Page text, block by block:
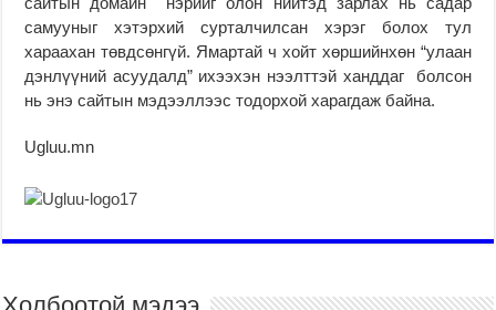
самууныг хэтэрхий сурталчилсан хэрэг болох тул
хараахан төвдсөнгүй. Ямартай ч хойт хөршийнхөн “улаан
дэнлүүний асуудалд” ихээхэн нээлттэй ханддаг болсон
нь энэ сайтын мэдээллээс тодорхой харагдаж байна.
Ugluu.mn